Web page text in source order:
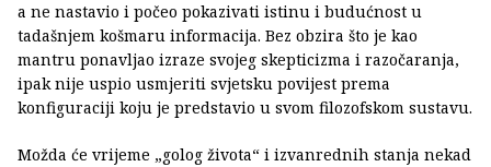
a ne nastavio i počeo pokazivati istinu i budućnost u
tadašnjem košmaru informacija. Bez obzira što je kao
mantru ponavljao izraze svojeg skepticizma i razočaranja,
ipak nije uspio usmjeriti svjetsku povijest prema
konfiguraciji koju je predstavio u svom filozofskom sustavu.
Možda će vrijeme „golog života“ i izvanrednih stanja nekad